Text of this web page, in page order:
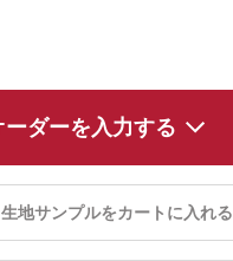
ーダーを入力する
生地サンプルをカートに入れる